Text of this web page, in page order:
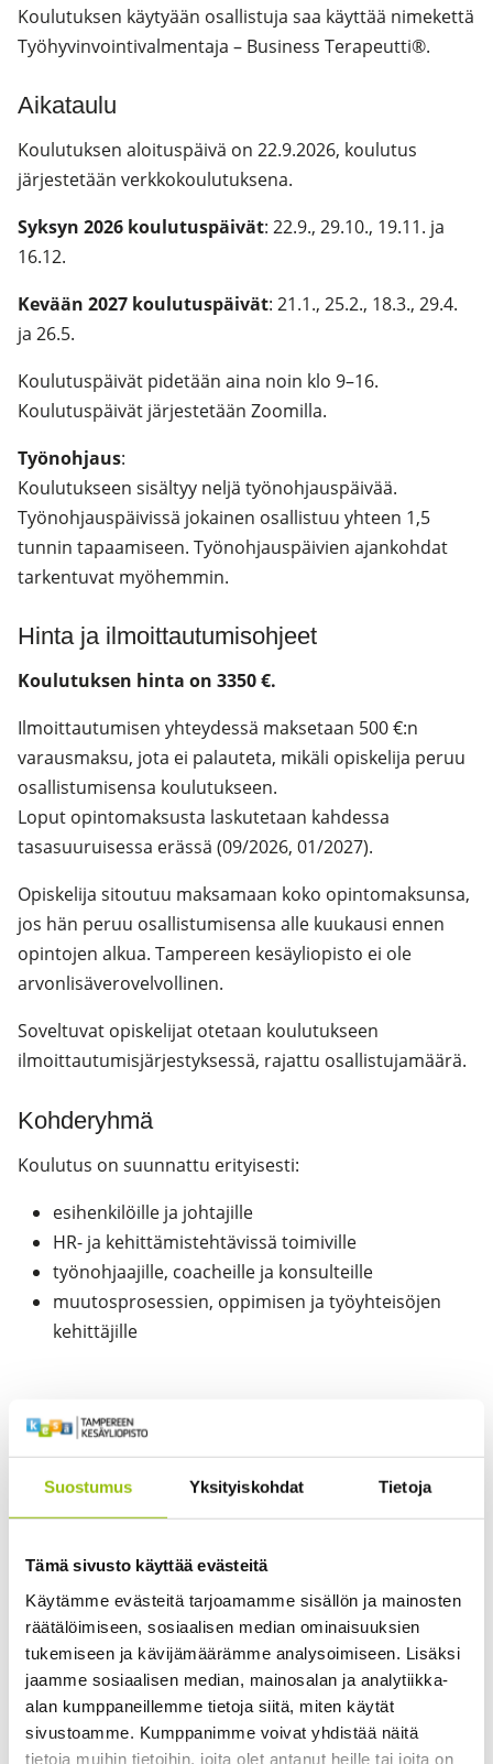
Suostumus Yksityiskohdat Tietoja
Tämä sivusto käyttää evästeitä
Käytämme evästeitä tarjoamamme sisällön ja mainosten
räätälöimiseen, sosiaalisen median ominaisuuksien
tukemiseen ja kävijämäärämme analysoimiseen. Lisäksi
jaamme sosiaalisen median, mainosalan ja analytiikka-
alan kumppaneillemme tietoja siitä, miten käytät
sivustoamme. Kumppanimme voivat yhdistää näitä
tietoja muihin tietoihin, joita olet antanut heille tai joita on
Koulutuksen käytyään osallistuja saa käyttää nimekettä
Työhyvinvointivalmentaja – Business Terapeutti®.
Aikataulu
Koulutuksen aloituspäivä on 22.9.2026, koulutus
järjestetään verkkokoulutuksena.
Syksyn 2026 koulutuspäivät: 22.9., 29.10., 19.11. ja
16.12.
Kevään 2027 koulutuspäivät: 21.1., 25.2., 18.3., 29.4.
ja 26.5.
Koulutuspäivät pidetään aina noin klo 9–16.
Koulutuspäivät järjestetään Zoomilla.
Työnohjaus:
Koulutukseen sisältyy neljä työnohjauspäivää.
Työnohjauspäivissä jokainen osallistuu yhteen 1,5
tunnin tapaamiseen. Työnohjauspäivien ajankohdat
tarkentuvat myöhemmin.
Hinta ja ilmoittautumisohjeet
Koulutuksen hinta on 3350 €.
Ilmoittautumisen yhteydessä maksetaan 500 €:n
varausmaksu, jota ei palauteta, mikäli opiskelija peruu
osallistumisensa koulutukseen.
Loput opintomaksusta laskutetaan kahdessa
tasasuuruisessa erässä (09/2026, 01/2027).
Opiskelija sitoutuu maksamaan koko opintomaksunsa,
jos hän peruu osallistumisensa alle kuukausi ennen
opintojen alkua. Tampereen kesäyliopisto ei ole
arvonlisäverovelvollinen.
Soveltuvat opiskelijat otetaan koulutukseen
ilmoittautumisjärjestyksessä, rajattu osallistujamäärä.
Kohderyhmä
Koulutus on suunnattu erityisesti:
esihenkilöille ja johtajille
HR- ja kehittämistehtävissä toimiville
työnohjaajille, coacheille ja konsulteille
muutosprosessien, oppimisen ja työyhteisöjen
kehittäjille
taustakoulutus ei mahdollista sote-alan
haluavat kehittää työhyvinvointia, vuorovaikutusta ja
mielenterveyttä edistäviä käytäntöjä omissa
verkostoissaan.
Sisältö
Koulutus yhdistää:
tunnetaitojen ja mentalisaatiokyvyn kehittämisen
psykologisen turvallisuuden ja yhteisöllisyyden